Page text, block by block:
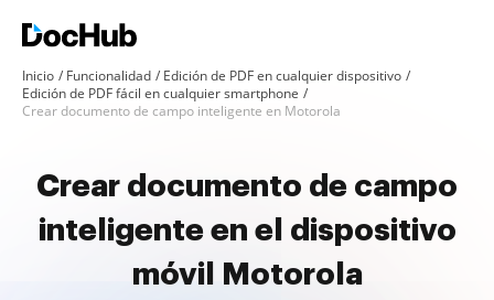
Inicio Funcionalidad
Edición de PDF en cualquier dispositivo
Edición de PDF fácil en cualquier smartphone
Crear documento de campo inteligente en Motorola
Crear documento de campo
inteligente en el dispositivo
móvil Motorola